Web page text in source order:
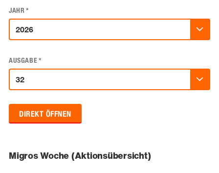
JAHR*
AUSGABE*
DIREKT ÖFFNEN
Migros Woche (Aktionsübersicht)